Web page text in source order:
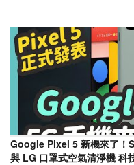
Google Pixel 5 新機來了！
與 LG 口罩式空氣清淨機 科